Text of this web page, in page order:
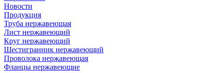
Новости
Продукция
Труба нержавеющая
Лист нержавеющий
Круг нержавеющий
Шестигранник нержавеющий
Проволока нержавеющая
Фланцы нержавеющие